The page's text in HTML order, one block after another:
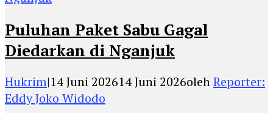
Puluhan Paket Sabu Gagal
Diedarkan di Nganjuk
Hukrim|14 Juni 202614 Juni 2026olehReporter:
Eddy Joko Widodo